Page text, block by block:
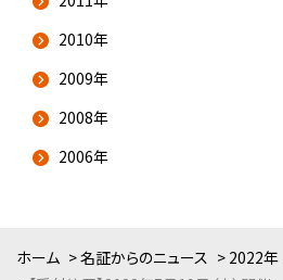
ホーム 名証からのニュース
2022年
2010年
2009年
2008年
2006年